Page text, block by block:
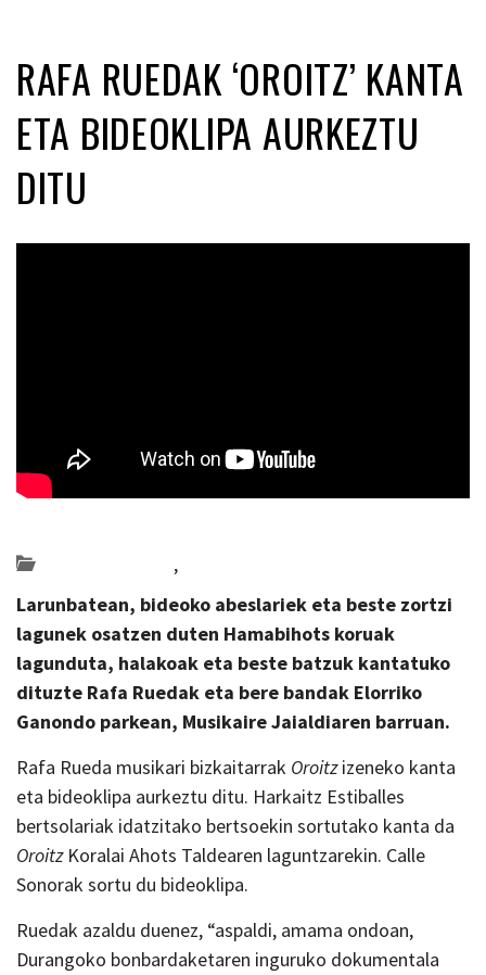
RAFA RUEDAK ‘OROITZ’ KANTA
ETA BIDEOKLIPA AURKEZTU
DITU
,
Larunbatean, bideoko abeslariek eta beste zortzi
lagunek osatzen duten Hamabihots koruak
lagunduta, halakoak eta beste batzuk kantatuko
dituzte Rafa Ruedak eta bere bandak Elorriko
Ganondo parkean, Musikaire Jaialdiaren barruan.
Rafa Rueda musikari bizkaitarrak Oroitzizeneko kanta
eta bideoklipa aurkeztu ditu. Harkaitz Estiballes
bertsolariak idatzitako bertsoekin sortutako kanta da
OroitzKoralai Ahots Taldearen laguntzarekin. Calle
Sonorak sortu du bideoklipa.
Ruedak azaldu duenez, “aspaldi, amama ondoan,
Durangoko bonbardaketaren inguruko dokumentala